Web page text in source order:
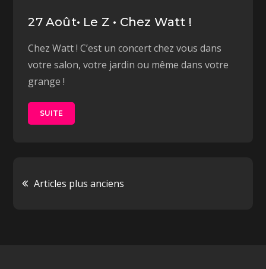
27 Août• Le Z • Chez Watt !
Chez Watt ! C’est un concert chez vous dans
votre salon, votre jardin ou même dans votre
grange !
SUITE
Navigation
Articles plus anciens